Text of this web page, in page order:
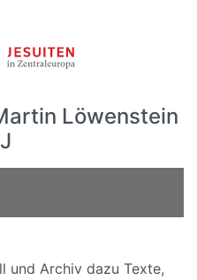
Löwenstein
und Archiv dazu Texte,